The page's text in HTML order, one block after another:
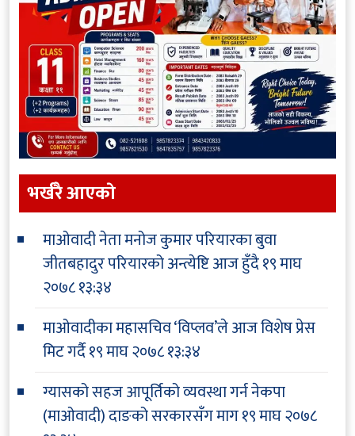
भर्खरै आएकाे
माओवादी नेता मनोज कुमार परियारका बुवा
जीतबहादुर परियारको अन्त्येष्टि आज हुँदै१९ माघ
२०७८ १३:३४
माओवादीका महासचिव ‘विप्लव’ले आज विशेष प्रेस
मिट गर्दै१९ माघ २०७८ १३:३४
ग्यासको सहज आपूर्तिको व्यवस्था गर्न नेकपा
(माओवादी) दाङको सरकारसँग माग१९ माघ २०७८